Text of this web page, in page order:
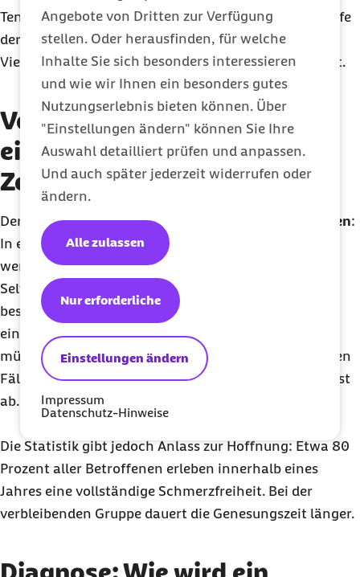
Angebote von Dritten zur Verfügung
stellen. Oder herausfinden, für welche
Inhalte Sie sich besonders interessieren
und wie wir Ihnen ein besonders gutes
Nutzungserlebnis bieten können. Über
"Einstellungen ändern" können Sie Ihre
Auswahl detailliert prüfen und anpassen.
Und auch später jederzeit widerrufen oder
ändern.
Einstellungen ändern
Nur erforderliche
Alle zulassen
Impressum
Datenschutz-Hinweise
Tennisspielerin und jeder zweite Tennisspieler im Laufe
der Zeit Schmerzen im Ellenbogen, was bei etwa drei
Vierteln dieser Betroffenen zu einem Tennisarm führt.
Verlauf: Wie entwickelt sich
ein Tennisarm im Laufe der
Zeit?
Der Verlauf bei einem Tennisarm kann stark variieren:
In einigen Fällen klingen die Schmerzen schon nach
wenigen Wochen ab. Allerdings ist es auch keine
Seltenheit, dass die Beschwerden mehrere Monate
bestehen bleiben. Bestimmte Übungen können bei
einem Tennisarm unterstützend wirken, Betroffene
müssen jedoch vor allem geduldig sein: In den meisten
Fällen klingen die Beschwerden mit der Zeit von selbst
ab.
Die Statistik gibt jedoch Anlass zur Hoffnung: Etwa 80
Prozent aller Betroffenen erleben innerhalb eines
Jahres eine vollständige Schmerzfreiheit. Bei der
verbleibenden Gruppe dauert die Genesungszeit länger.